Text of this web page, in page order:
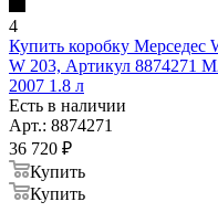
4
Купить коробку
W 203, Артикул 8874271
2007 1.8 л
Есть в наличии
Арт.: 8874271
36 720 ₽
Купить
Купить